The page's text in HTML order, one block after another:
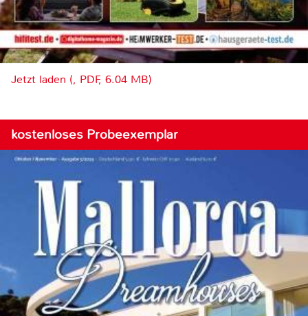
Jetzt laden (, PDF, 6.04 MB)
kostenloses Probeexemplar